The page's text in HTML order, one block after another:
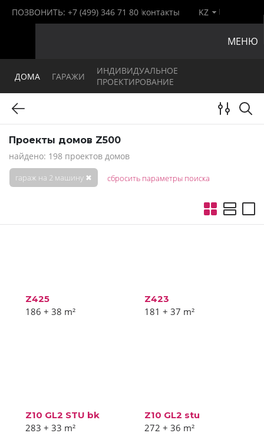
ПОЗВОНИТЬ: +7 (499) 346 71 80 контакты KZ
МЕНЮ
ДОМА ГАРАЖИ
ИНДИВИДУАЛЬНОЕ
ПРОЕКТИРОВАНИЕ
Проекты домов Z500
найдено: 198 проектов домов
гараж на 2 машину ✖ сбросить параметры поиска
Z425
186 + 38 m²
Z423
181 + 37 m²
Z10 GL2 STU bk
283 + 33 m²
Z10 GL2 stu
272 + 36 m²